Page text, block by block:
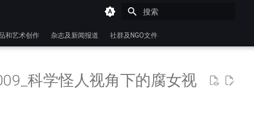
和艺术创作 杂志及新闻报道 社群及NGO文件
科学怪人视角下的腐女视